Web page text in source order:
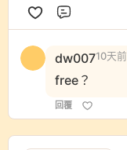
dw00710天前
free？
回覆